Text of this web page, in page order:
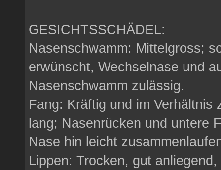
GESICHTSSCHÄDEL:
Nasenschwamm: Mittelgross;
erwünscht, Wechselnase und
Nasenschwamm zulässig.
Fang: Kräftig und im Verhältnis
lang; Nasenrücken und untere
Nase hin leicht
Lippen: Trocken, gut